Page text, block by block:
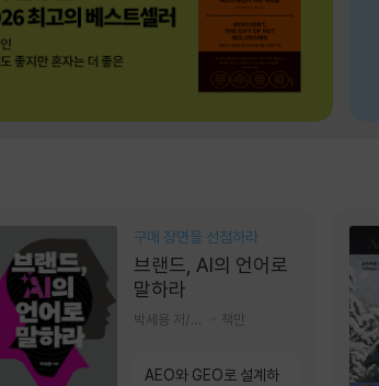
구매 장면을 선점하라
브랜드, AI의 언어로
말하라
책만
AEO와 GEO로 설계하